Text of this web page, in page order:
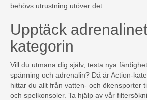
behövs utrustning utöver det.
Upptäck
kategorin
Vill du utmana dig själv, testa nya
spänning och adrenalin? Då är Action-
hittar du allt från vatten- och ökensporter
och spelkonsoler. Ta hjälp av vår